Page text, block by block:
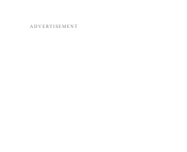
ADVERTISEMENT